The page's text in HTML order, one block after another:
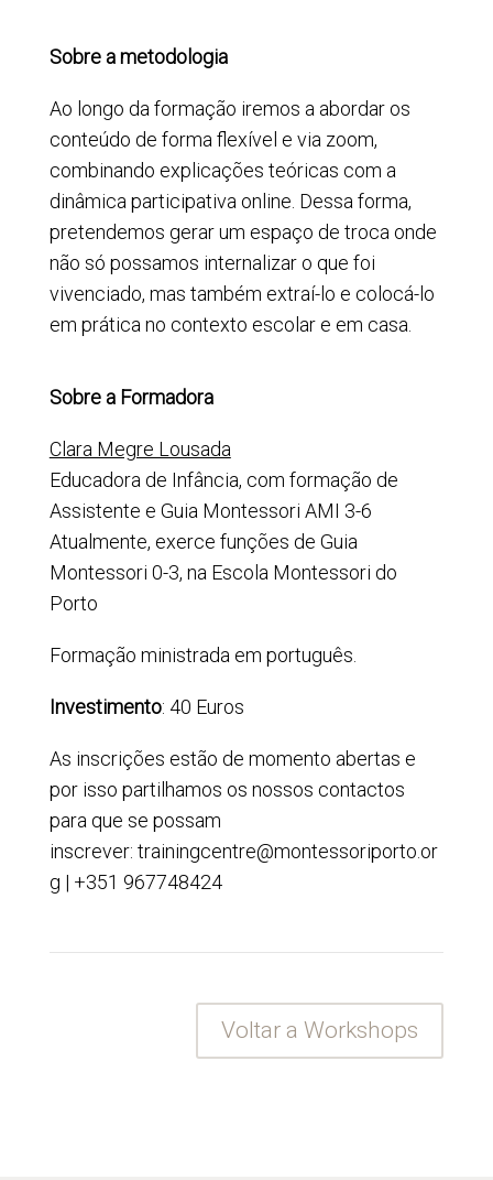
Sobre a metodologia
Ao longo da formação iremos a abordar os
conteúdo de forma flexível e via zoom,
combinando explicações teóricas com a
dinâmica participativa online. Dessa forma,
pretendemos gerar um espaço de troca onde
não só possamos internalizar o que foi
vivenciado, mas também extraí-lo e colocá-lo
em prática no contexto escolar e em casa.
Sobre a Formadora
Clara Megre Lousada
Educadora de Infância, com formação de
Assistente e Guia Montessori AMI 3-6
Atualmente, exerce funções de Guia
Montessori 0-3, na Escola Montessori do
Porto
Formação ministrada em português.
Investimento: 40 Euros
As inscrições estão de momento abertas e
por isso partilhamos os nossos contactos
para que se possam
inscrever: trainingcentre@montessoriporto.or
g | +351 967748424
Voltar a Workshops